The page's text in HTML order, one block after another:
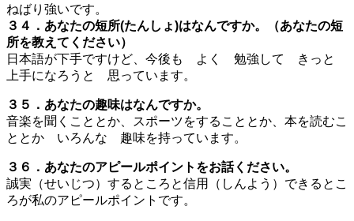
ねばり強いです。
３４．あなたの短所(たんしょ)はなんですか。（あなたの短
所を教えてください）
日本語が下手ですけど、今後も よく 勉強して きっと
上手になろうと 思っています。
３５．あなたの趣味はなんですか。
音楽を聞くこととか、スポーツをすることとか、本を読むこ
ととか いろんな 趣味を持っています。
３６．あなたのアピールポイントをお話ください。
誠実（せいじつ）するところと信用（しんよう）できるとこ
ろが私のアピールポイントです。